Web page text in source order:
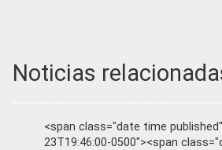
Noticias
<span class="date time
23T19:46:00-0500"><span